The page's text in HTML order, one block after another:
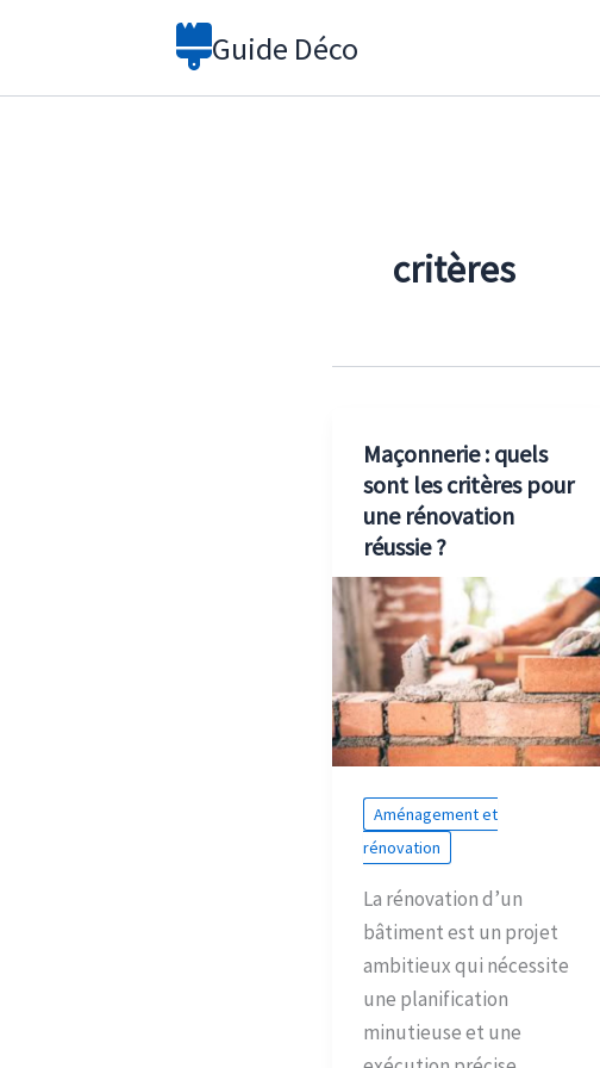
Guide Déco
critères
Maçonnerie : quels
sont les critères pour
une rénovation
réussie ?
Aménagement et
rénovation
La rénovation d’un
bâtiment est un projet
ambitieux qui nécessite
une planification
minutieuse et une